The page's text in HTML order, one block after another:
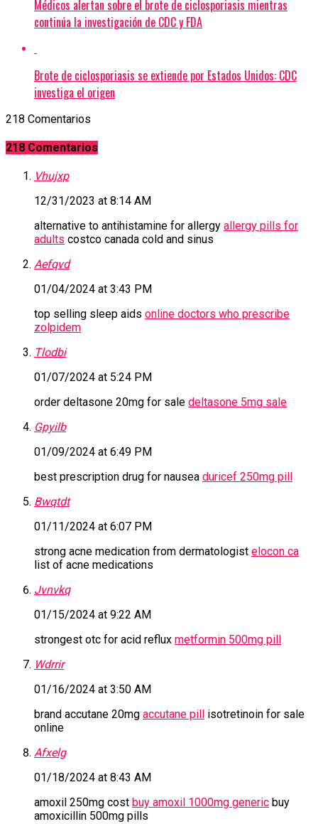
Médicos alertan sobre el brote de ciclosporiasis mientras
continúa la investigación de CDC y FDA
Brote de ciclosporiasis se extiende por Estados Unidos: CDC
investiga el origen
218 Comentarios
218 Comentarios
Vhujxp
12/31/2023 at 8:14 AM
alternative to antihistamine for allergy allergy pills for
adults costco canada cold and sinus
Aefqvd
01/04/2024 at 3:43 PM
top selling sleep aids online doctors who prescribe
zolpidem
Tlodbi
01/07/2024 at 5:24 PM
order deltasone 20mg for sale deltasone 5mg sale
Gpyilb
01/09/2024 at 6:49 PM
best prescription drug for nausea duricef 250mg pill
Bwqtdt
01/11/2024 at 6:07 PM
strong acne medication from dermatologist elocon ca
list of acne medications
Jvnvkq
01/15/2024 at 9:22 AM
strongest otc for acid reflux metformin 500mg pill
Wdrrir
01/16/2024 at 3:50 AM
brand accutane 20mg accutane pill isotretinoin for sale
online
Afxelg
01/18/2024 at 8:43 AM
amoxil 250mg cost buy amoxil 1000mg generic buy
amoxicillin 500mg pills